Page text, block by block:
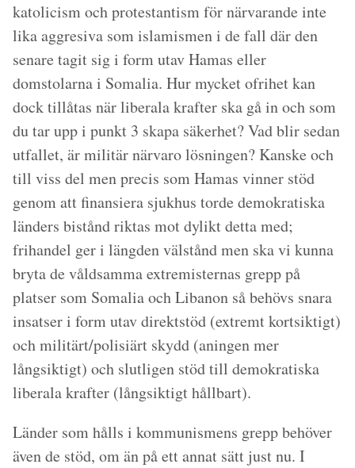
katolicism och protestantism för närvarande inte
lika aggresiva som islamismen i de fall där den
senare tagit sig i form utav Hamas eller
domstolarna i Somalia. Hur mycket ofrihet kan
dock tillåtas när liberala krafter ska gå in och som
du tar upp i punkt 3 skapa säkerhet? Vad blir sedan
utfallet, är militär närvaro lösningen? Kanske och
till viss del men precis som Hamas vinner stöd
genom att finansiera sjukhus torde demokratiska
länders bistånd riktas mot dylikt detta med;
frihandel ger i längden välstånd men ska vi kunna
bryta de våldsamma extremisternas grepp på
platser som Somalia och Libanon så behövs snara
insatser i form utav direktstöd (extremt kortsiktigt)
och militärt/polisiärt skydd (aningen mer
långsiktigt) och slutligen stöd till demokratiska
liberala krafter (långsiktigt hållbart).
Länder som hålls i kommunismens grepp behöver
även de stöd, om än på ett annat sätt just nu. I